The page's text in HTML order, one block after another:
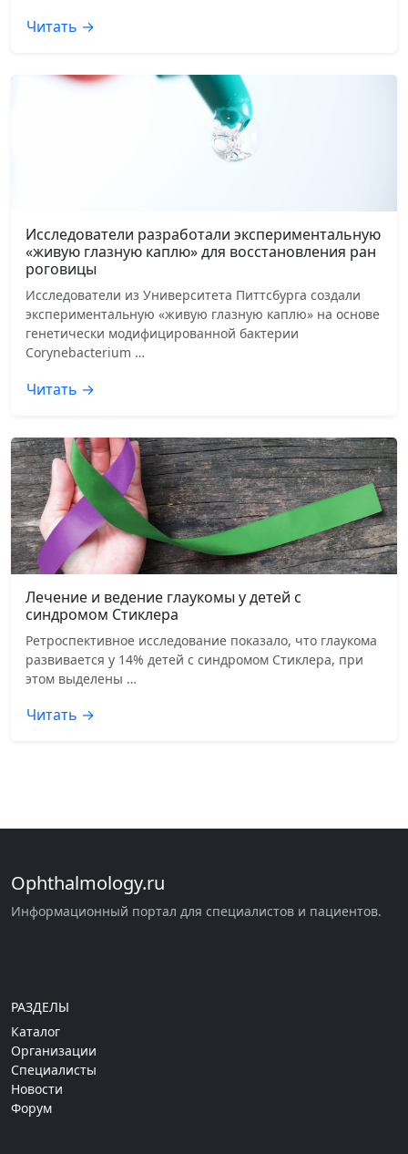
Читать →
Исследователи разработали экспериментальную
«живую глазную каплю» для восстановления ран
роговицы
Исследователи из Университета Питтсбурга создали
экспериментальную «живую глазную каплю» на основе
генетически модифицированной бактерии
Corynebacterium …
Читать →
Лечение и ведение глаукомы у детей с
синдромом Стиклера
Ретроспективное исследование показало, что глаукома
развивается у 14% детей с синдромом Стиклера, при
этом выделены …
Читать →
Ophthalmology.ru
Информационный портал для специалистов и пациентов.
РАЗДЕЛЫ
Каталог
Организации
Специалисты
Новости
Форум